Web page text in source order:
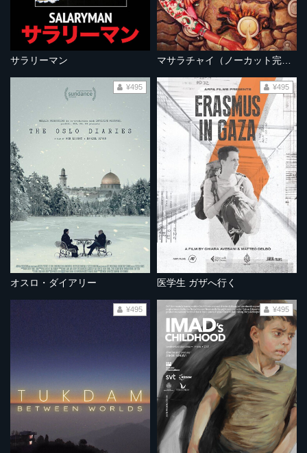
サラリーマン
オスロ・ダイアリー
¥495
医学生 ガザへ行く
¥495
¥495 ¥495